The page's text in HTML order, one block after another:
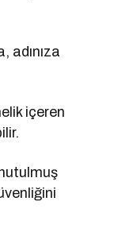
adınıza
içeren